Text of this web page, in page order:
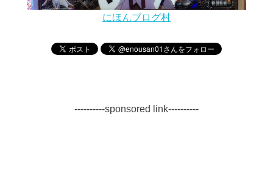
にほんブログ村
----------sponsored link----------